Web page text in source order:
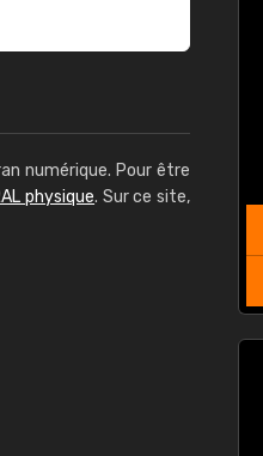
numérique. Pour être
physique. Sur ce site,